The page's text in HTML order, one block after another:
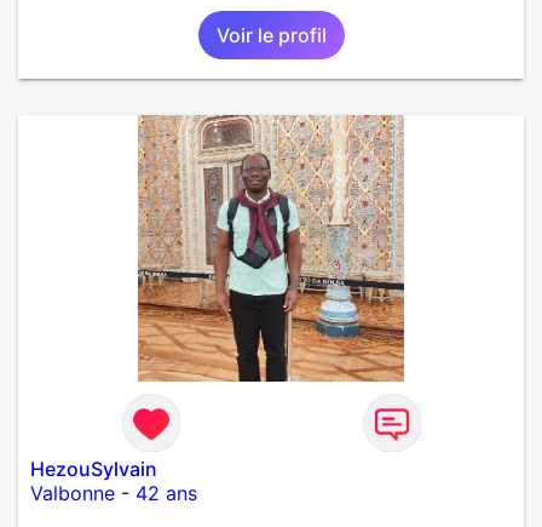
Voir le profil
HezouSylvain
Valbonne - 42 ans